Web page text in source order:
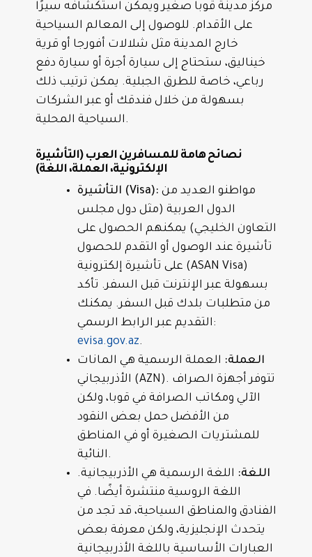
مركز مدينة قوبا صغير ويمكن استكشافه سيرًا
على الأقدام. للوصول إلى المعالم السياحية
خارج المدينة مثل شلالات أفورجا أو قرية
خيناليق، ستحتاج إلى سيارة أجرة أو سيارة دفع
رباعي، خاصة للطرق الجبلية. يمكن ترتيب ذلك
بسهولة من خلال فندقك أو عبر الشركات
السياحية المحلية.
نصائح هامة للمسافرين العرب (التأشيرة
الإلكترونية، العملة، اللغة)
التأشيرة (Visa):
الدول العربية (مثل دول مجلس
التعاون الخليجي) يمكنهم الحصول على
تأشيرة عند الوصول أو التقدم للحصول
على تأشيرة إلكترونية (ASAN Visa)
بسهولة عبر الإنترنت قبل السفر. تأكد
من متطلبات بلدك قبل السفر. يمكنك
التقديم عبر الرابط الرسمي:
evisa.gov.az.
العملة: العملة الرسمية هي المانات
الأذربيجاني (AZN). تتوفر أجهزة الصراف
الآلي ومكاتب الصرافة في قوبا، ولكن
من الأفضل حمل بعض النقود
للمشتريات الصغيرة أو في المناطق
النائية.
اللغة: اللغة الرسمية هي الأذربيجانية.
اللغة الروسية منتشرة أيضًا. في
الفنادق والمناطق السياحية، قد تجد من
يتحدث الإنجليزية، ولكن معرفة بعض
العبارات الأساسية باللغة الأذربيجانية